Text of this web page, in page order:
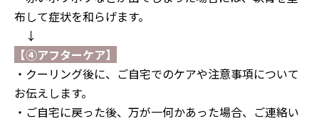
布して症状を和らげます。
↓
【④アフターケア】
・ クーリング後に、ご自宅でのケアや注意事項について
お伝えします。
・ご自宅に戻った後、万が一何かあった場合、ご連絡い